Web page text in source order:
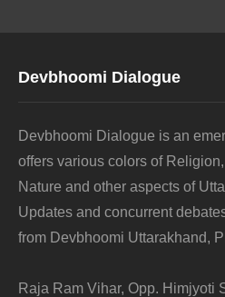
Devbhoomi Dialogue
Devbhoomi Dialogue is an
offers various colors of
Nature and other aspects of
Updates and concurrent
from Devbhoomi Uttarakhand,
Raja Ram Vihar, Opp. Himjyoti